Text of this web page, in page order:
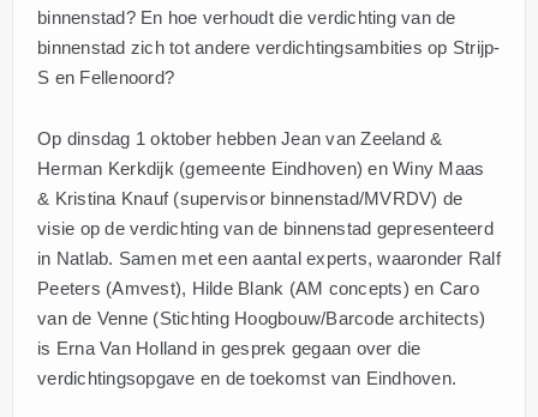
binnenstad? En hoe verhoudt die verdichting van de
binnenstad zich tot andere verdichtingsambities op Strijp-
S en Fellenoord?
Op dinsdag 1 oktober hebben Jean van Zeeland &
Herman Kerkdijk (gemeente Eindhoven) en Winy Maas
& Kristina Knauf (supervisor binnenstad/MVRDV) de
visie op de verdichting van de binnenstad gepresenteerd
in Natlab. Samen met een aantal experts, waaronder Ralf
Peeters (Amvest), Hilde Blank (AM concepts) en Caro
van de Venne (Stichting Hoogbouw/Barcode architects)
is Erna Van Holland in gesprek gegaan over die
verdichtingsopgave en de toekomst van Eindhoven.